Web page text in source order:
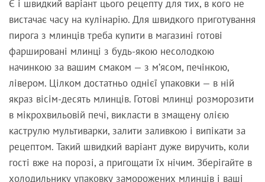
Є і швидкий варіант цього рецепту для тих, в кого не
вистачає часу на кулінарію. Для швидкого приготування
пирога з млинців треба купити в магазині готові
фаршировані млинці з будь-якою несолодкою
начинкою за вашим смаком — з м’ясом, печінкою,
лівером. Цілком достатньо однієї упаковки — в ній
якраз вісім-десять млинців. Готові млинці розморозити
в мікрохвильовій печі, викласти в змащену олією
каструлю мультиварки, залити заливкою і випікати за
рецептом. Такий швидкий варіант дуже виручить, коли
гості вже на порозі, а пригощати їх нічим. Зберігайте в
холодильнику упаковку заморожених млинців і ваші